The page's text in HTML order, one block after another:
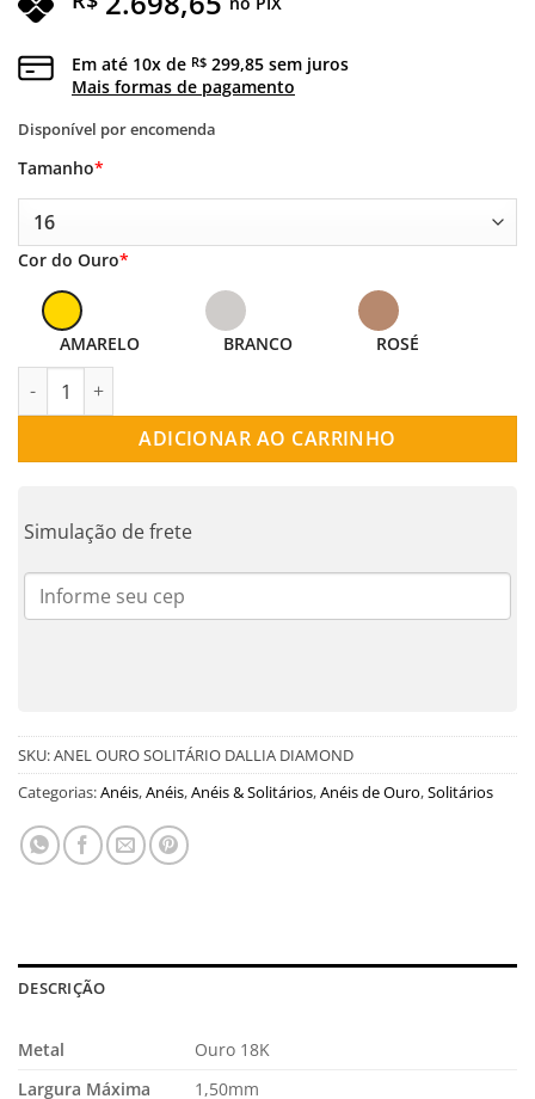
Em até 10x de R$ 299,85 sem juros
Mais formas de pagamento
Disponível por encomenda
*
Tamanho
*
Cor do Ouro
AMARELO BRANCO
ROSÉ
ANEL OURO 18K SOLITÁRIO DALLIA DIAMOND quantidade
ADICIONAR AO CARRINHO
Simulação de frete
SKU:ANEL OURO SOLITÁRIO DALLIA DIAMOND
Categorias:Anéis,Anéis,Anéis & Solitários,Anéis de Ouro,Solitários
DESCRIÇÃO
Metal
Ouro 18K
Largura Máxima
1,50mm